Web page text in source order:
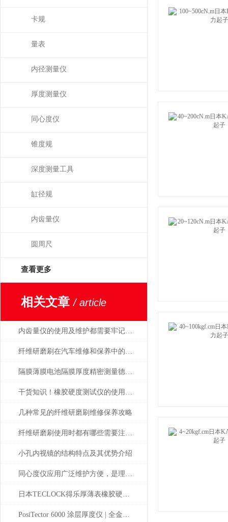
卡规
量表
内径测量仪
厚度测量仪
同心度仪
锥度规
深度测量工具
缸径规
内齿量仪
圆周尺
查看更多
相关文章/ article
内齿量仪的使用及维护都需要牢记注意事项才行
纤维研磨刷在汽车维修和保养中的应用
隔膜薄膜电池隔膜厚度精密测量德国MAHR
干货知识！橡胶硬度测试仪的使用说明
几种常见的纤维研磨刷维修保养攻略
纤维研磨刷使用时都有哪些需要注意的？
小孔内视镜的结构特点及其优势介绍
同心度仪应用广泛维护方便，是理想中的专用测量工具
日本TECLOCK得乐厚薄表橡胶硬度计总代理东莞市高腾达
PosiTector 6000 涂层厚度仪 | 全金属通用 高精度工业测厚解决方案